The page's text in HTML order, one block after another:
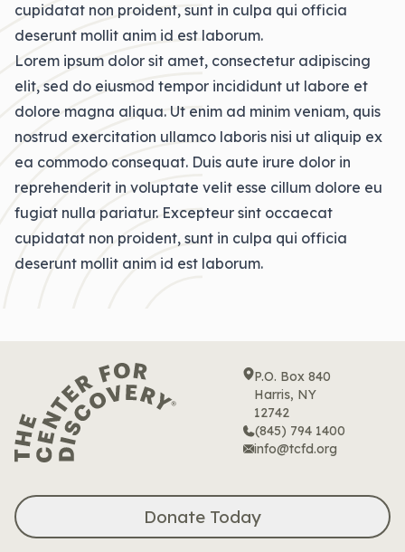
cupidatat non proident, sunt in culpa qui officia
deserunt mollit anim id est laborum.
Lorem ipsum dolor sit amet, consectetur adipiscing
elit, sed do eiusmod tempor incididunt ut labore et
dolore magna aliqua. Ut enim ad minim veniam, quis
nostrud exercitation ullamco laboris nisi ut aliquip ex
ea commodo consequat. Duis aute irure dolor in
reprehenderit in voluptate velit esse cillum dolore eu
fugiat nulla pariatur. Excepteur sint occaecat
cupidatat non proident, sunt in culpa qui officia
deserunt mollit anim id est laborum.
P.O. Box 840
Harris, NY
12742
(845) 794 1400
info@tcfd.org
Donate Today